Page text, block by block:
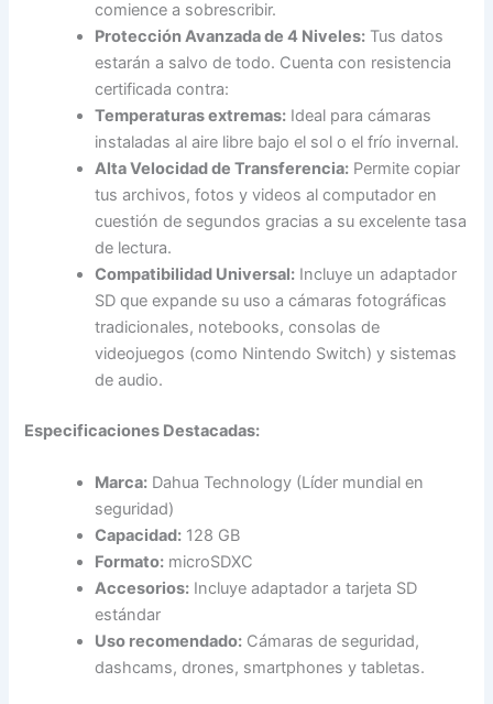
comience a sobrescribir.
Protección Avanzada de 4 Niveles: Tus datos
estarán a salvo de todo. Cuenta con resistencia
certificada contra:
Temperaturas extremas: Ideal para cámaras
instaladas al aire libre bajo el sol o el frío invernal.
Alta Velocidad de Transferencia: Permite copiar
tus archivos, fotos y videos al computador en
cuestión de segundos gracias a su excelente tasa
de lectura.
Compatibilidad Universal: Incluye un adaptador
SD que expande su uso a cámaras fotográficas
tradicionales, notebooks, consolas de
videojuegos (como Nintendo Switch) y sistemas
de audio.
Especificaciones Destacadas:
Marca: Dahua Technology (Líder mundial en
seguridad)
Capacidad: 128 GB
Formato: microSDXC
Accesorios: Incluye adaptador a tarjeta SD
estándar
Uso recomendado: Cámaras de seguridad,
dashcams, drones, smartphones y tabletas.